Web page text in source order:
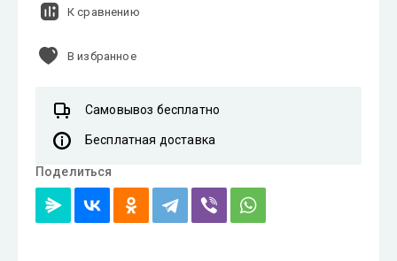
К сравнению
В избранное
Самовывоз бесплатно
Бесплатная доставка
Поделиться